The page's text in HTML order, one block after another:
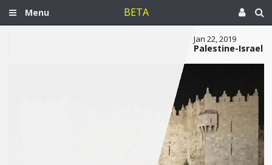
Menu BETA
Jan 22, 2019
Palestine-Israel